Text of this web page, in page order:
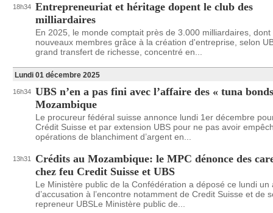
18h34 Entrepreneuriat et héritage dopent le club des
milliardaires
En 2025, le monde comptait près de 3.000 milliardaires, dont
nouveaux membres grâce à la création d'entreprise, selon
grand transfert de richesse, concentré en...
Lundi 01 décembre 2025
16h34 UBS n’en a pas fini avec l’affaire des « tuna
Mozambique
Le procureur fédéral suisse annonce lundi 1er décembre
Crédit Suisse et par extension UBS pour ne pas avoir
opérations de blanchiment d’argent en...
13h31
Crédits au Mozambique: le MPC dénonce des
chez feu Credit Suisse et UBS
Le Ministère public de la Confédération a déposé ce lundi un
d’accusation à l’encontre notamment de Credit Suisse et de
repreneur UBSLe Ministère public de...